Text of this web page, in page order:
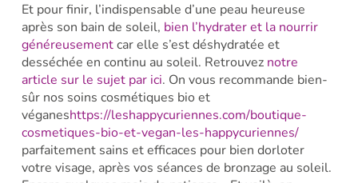
Et pour finir, l’indispensable d’une peau heureuse
après son bain de soleil, bien l’hydrater et la nourrir
généreusementcar elle s’est déshydratée et
desséchée en continu au soleil. Retrouvez notre
article sur le sujet par ici. On vous recommande bien-
sûr nos soins cosmétiques bio et
véganeshttps://leshappycuriennes.com/boutique-
cosmetiques-bio-et-vegan-les-happycuriennes/
parfaitement sains et efficaces pour bien dorloter
votre visage, après vos séances de bronzage au soleil.